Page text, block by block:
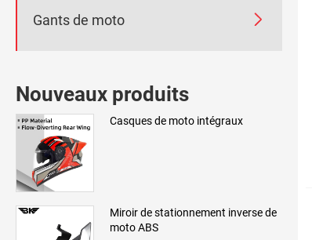
Gants de moto 
Nouveaux produits
Casques de moto intégraux
Miroir de stationnement inverse de
moto ABS